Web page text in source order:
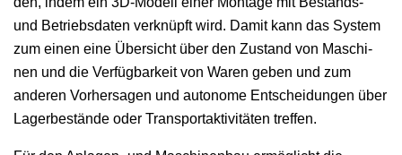
und Betrieb­s­dat­en verknüpft wird. Damit kann das Sys­tem
zum einen eine Über­sicht über den Zus­tand von Maschi­
nen und die Ver­füg­barkeit von Waren geben und zum
anderen Vorher­sagen und autonome Entschei­dun­gen über
Lagerbestände oder Trans­portak­tiv­itäten treffen.